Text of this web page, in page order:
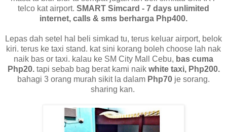
telco kat airport. SMART Simcard - 7 days unlimited
internet, calls & sms berharga Php400.
Lepas dah setel hal beli simkad tu, terus keluar airport, belok
kiri. terus ke taxi stand. kat sini korang boleh choose lah nak
naik bas or taxi. kalau ke SM City Mall Cebu, bas cuma
Php20.tapi sebab bag berat kami naik white taxi, Php200.
bahagi 3 orang murah sikit la dalam Php70 je sorang.
sharing kan.